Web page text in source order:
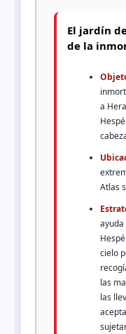
El jardín
de la
a
Atlas
ayuda
cielo
las
las